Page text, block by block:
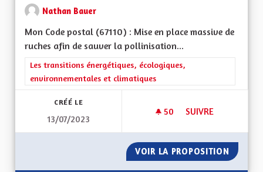
Nathan Bauer
Mon Code postal (67110) : Mise en place massive de
ruches afin de sauver la pollinisation...
Filtrer les résultats de la catégorie : Les transitions
Les transitions énergétiques, écologiques,
environnementales et climatiques
CRÉÉ LE
13/07/2023
50 50 ABONNÉS
SUIVRE
VOIR LA PROPOSITION